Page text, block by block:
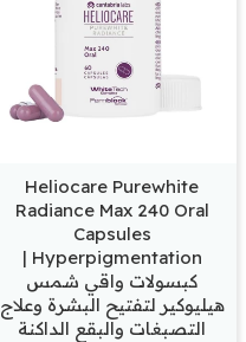
Heliocare Purewhite
Radiance Max 240 Oral
Capsules
Hyperpigmentation |
كبسولات واقي شمس
هيليوكير لتفتيح البشرة وعلاج
التصبغات والبقع الداكنة